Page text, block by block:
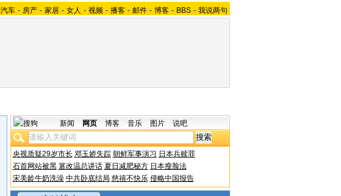
汽车 - 房产 - 家居 - 女人 - 视频 - 播客 - 邮件 - 博客 - BBS - 我说两句
新闻 网页 博客 音乐 图片 说吧
央视质疑29岁市长 邓玉娇失踪 朝鲜军事演习 日本兵赎罪
石首网站被黑 篡改温总讲话 夏日减肥秘方 日本瘦脸法
宋美龄牛奶洗澡 中共卧底结局 慈禧不快乐 侵略中国报告